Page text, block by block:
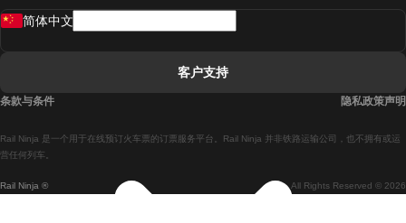
馬德里開往巴塞罗那的列車
Rail Ninja ® All Rights Reserved © 2026
Rail Ninja 是一个用于在线预订火车票的订票服务平台。Rail Ninja 并非铁路运输公司，也不拥有或运
营任何列车。
简体中文
客户支持
条款与条件 隐私政策声明